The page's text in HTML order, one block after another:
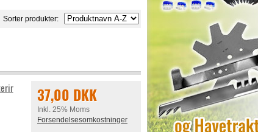
Sorter produkter:
37,00 DKK
Inkl. 25% Moms
Forsendelsesomkostninger